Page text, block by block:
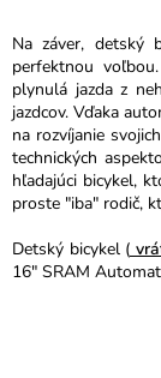
Na záver, detský
perfektnou
plynulá jazda z
jazdcov. Vďaka
na rozvíjanie
technických
hľadajúci bicykel,
proste "iba" rodič,
Detský bicykel (
16" SRAM